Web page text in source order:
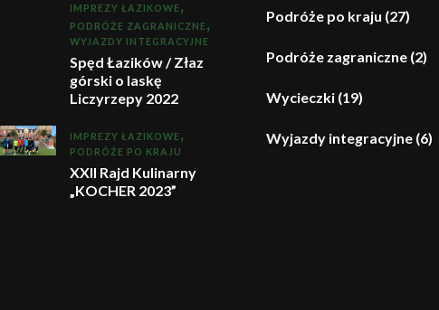
IMPREZY ŁAZIKOWE
PODRÓŻE ZAGRANICZNE
WYJAZDY INTEGRACYJNE
Spęd Łazików / Złaz
górski o laskę
Liczyrzepy 2022
IMPREZY ŁAZIKOWE
PODRÓŻE PO KRAJU
XXII Rajd Kulinarny
„KOCHER 2023”
Podróże po kraju (27)
Podróże zagraniczne (2)
Wycieczki (19)
Wyjazdy integracyjne (6)